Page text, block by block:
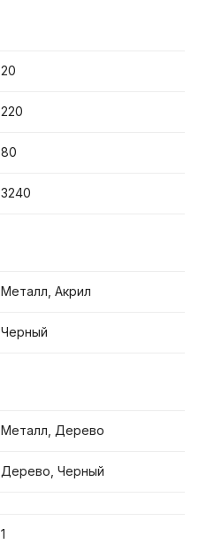
20
220
80
3240
Металл, Акрил
Черный
Металл, Дерево
Дерево, Черный
1